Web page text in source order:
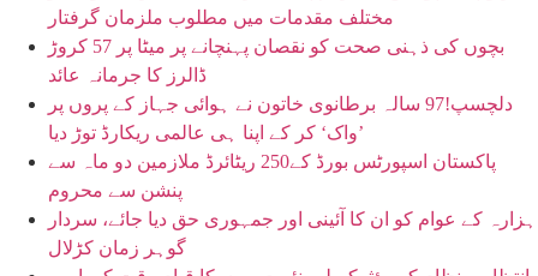
مختلف مقدمات میں مطلوب ملزمان گرفتار
بچوں کی ذہنی صحت کو نقصان پہنچانے پر میٹا پر 57 کروڑ
ڈالرز کا جرمانہ عائد
دلچسپ!97 سالہ برطانوی خاتون نے ہوائی جہاز کے پروں پر
’واک‘ کر کے اپنا ہی عالمی ریکارڈ توڑ دیا
پاکستان اسپورٹس بورڈ کے250 ریٹائرڈ ملازمین دو ماہ سے
پنشن سے محروم
ہزارہ کے عوام کو ان کا آئینی اور جمہوری حق دیا جائے، سردار
گوہر زمان کڑلال